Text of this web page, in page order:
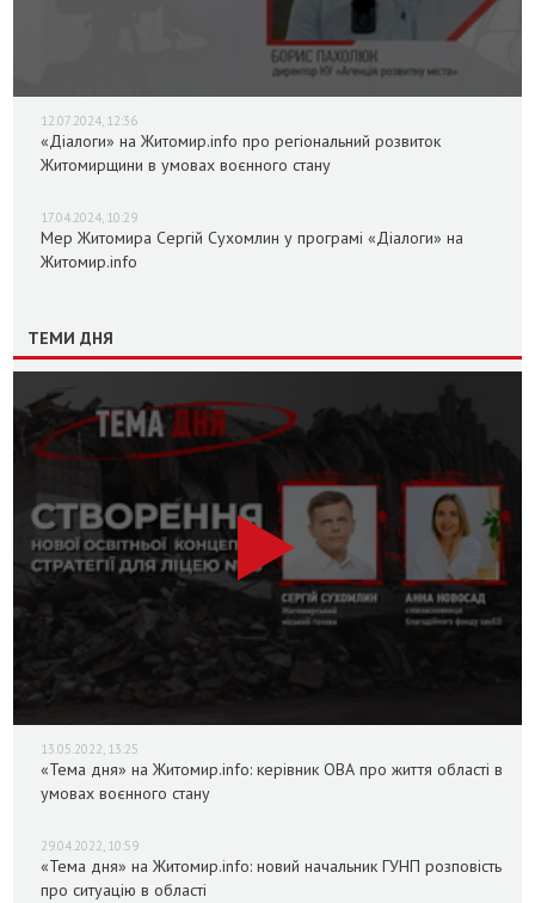
12.07.2024, 12:36
«Діалоги» на Житомир.info про регіональний розвиток
Житомирщини в умовах воєнного стану
17.04.2024, 10:29
Мер Житомира Сергій Сухомлин у програмі «Діалоги» на
Житомир.info
ТЕМИ ДНЯ
13.05.2022, 13:25
«Тема дня» на Житомир.info: керівник ОВА про життя області в
умовах воєнного стану
29.04.2022, 10:59
«Тема дня» на Житомир.info: новий начальник ГУНП розповість
про ситуацію в області